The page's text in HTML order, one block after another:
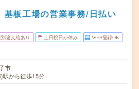
基板工場の営業事務/日払い
途支給あり 土日祝日が休み WEB登録OK
市
駅から徒歩15分